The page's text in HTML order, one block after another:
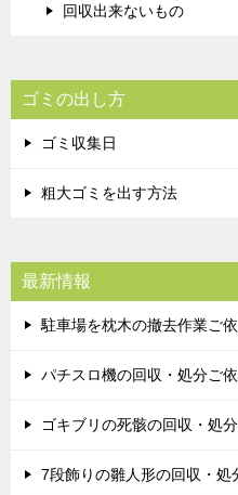
回収出来ないもの
ゴミの出し方
ゴミ収集日
粗大ゴミを出す方法
最新情報
駐車場を枕木の撤去作業ご
パチスロ機の回収・処分ご
ゴキブリの死骸の回収・処
7段飾りの雛人形の回収・